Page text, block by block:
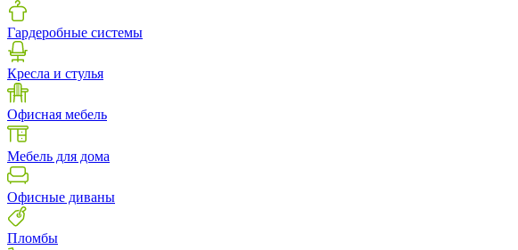
Гардеробные системы
Кресла и стулья
Офисная мебель
Мебель для дома
Офисные диваны
Пломбы